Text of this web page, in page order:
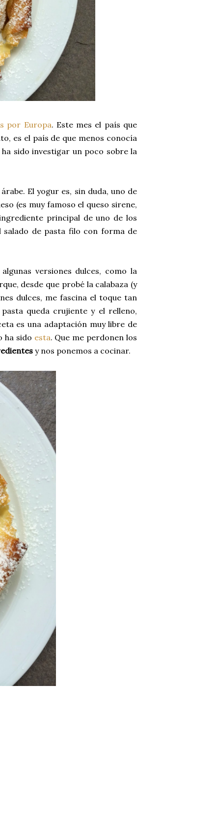
por Europa. Este mes el país que
es el país de que menos conocía
sido investigar un poco sobre la
El yogur es, sin duda, uno de
(es muy famoso el queso sirene,
principal de uno de los
salado de pasta filo con forma de
versiones dulces, como la
desde que probé la calabaza (y
dulces, me fascina el toque tan
queda crujiente y el relleno,
es una adaptación muy libre de
ha sido esta. Que me perdonen los
y nos ponemos a cocinar.